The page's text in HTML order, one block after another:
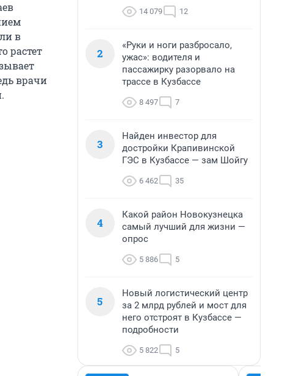
в
растет
врачи
14 079 12
2
«Руки и ноги разбросало,
ужас»: водителя и
пассажирку разорвало на
трассе в Кузбассе
8 497 7
3
Найден инвестор для
достройки Крапивинской
ГЭС в Кузбассе — зам Шойгу
6 462 35
4
Какой район Новокузнецка
самый лучший для жизни —
опрос
5 886 5
5
Новый логистический центр
за 2 млрд рублей и мост для
него отстроят в Кузбассе —
подробности
5 822 5